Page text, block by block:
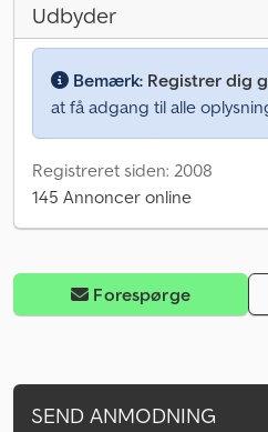
Udbyder
Bemærk: Registrer dig
at få adgang til alle
Registreret siden: 2008
145 Annoncer online
Forespørge
SEND ANMODNING